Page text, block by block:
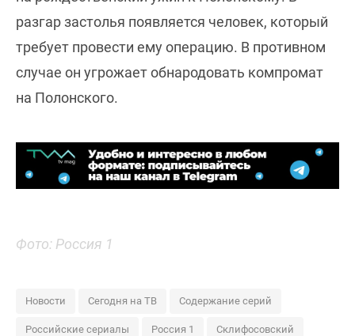
разгар застолья появляется человек, который
требует провести ему операцию. В противном
случае он угрожает обнародовать компромат
на Полонского.
Фото: Россия 1
Новости Сегодня на ТВ Содержание серий
Российские сериалы Россия 1 Склифосовский